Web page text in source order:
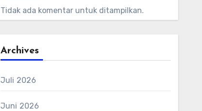
Tidak ada komentar untuk ditampilkan.
Archives
Juli 2026
Juni 2026